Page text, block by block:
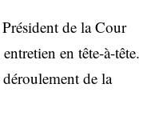
de la Cour
en tête-à-tête.
de la